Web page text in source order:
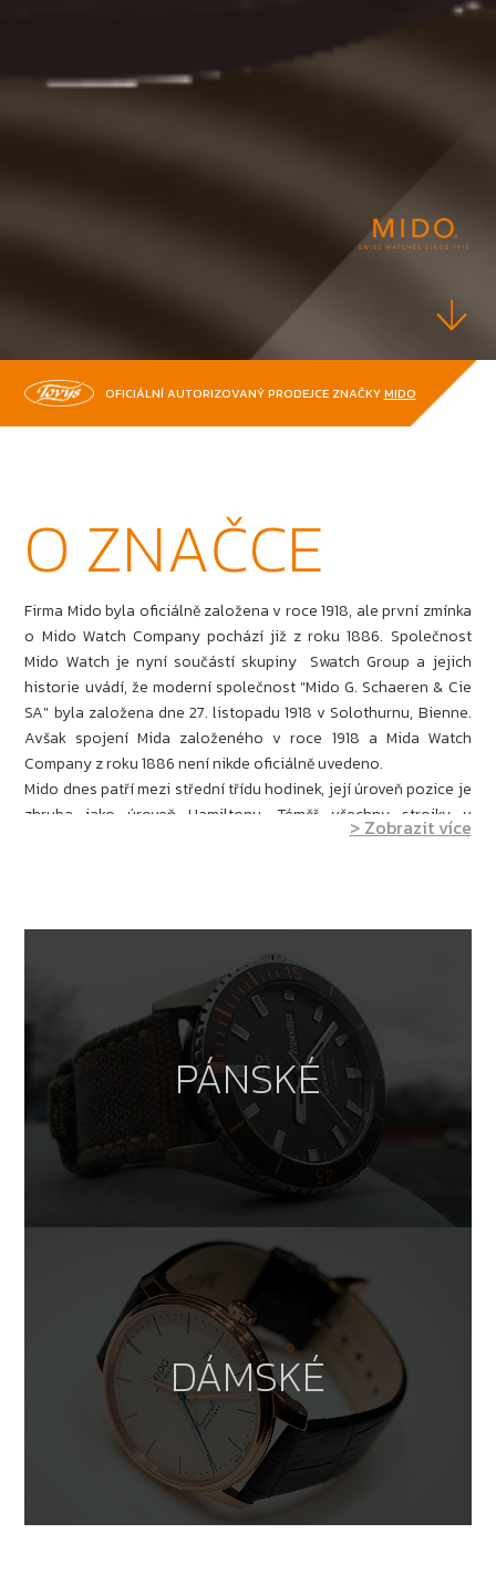
OFICIÁLNÍ AUTORIZOVANÝ PRODEJCE ZNAČKYMIDO
O ZNAČCE
Firma Mido byla oficiálně založena v roce 1918, ale první zmínka
o Mido Watch Company pochází již z roku 1886. Společnost
Mido Watch je nyní součástí skupiny Swatch Group a jejich
historie uvádí, že moderní společnost "Mido G. Schaeren & Cie
SA" byla založena dne 27. listopadu 1918 v Solothurnu, Bienne.
Avšak spojení Mida založeného v roce 1918 a Mida Watch
Company z roku 1886 není nikde oficiálně uvedeno.
Mido dnes patří mezi střední třídu hodinek, její úroveň pozice je
zhruba jako úroveň Hamiltonu. Téměř všechny strojky v
hodinkách Mido jsou automatické a Mido vyniká s certifikací
Mido vyniká svojí vyjímečnou elegancí. Samozřejmě najdeme v
kolekci Mida i sportovní nebo sportovněelegantní hodinky,
nicméně elegance zde převládá. Mido je značka, která splňuje
do písmene rčení za dobré peníze špičková kvalita.
> Zobrazit více
PÁNSKÉ
DÁMSKÉ